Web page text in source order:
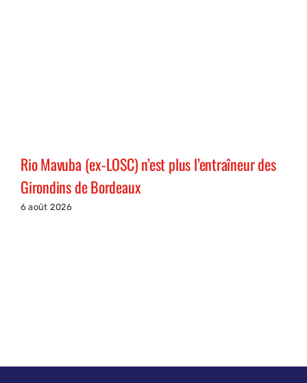
Rio Mavuba (ex-LOSC) n’est plus l’entraîneur des
Girondins de Bordeaux
6 août 2026